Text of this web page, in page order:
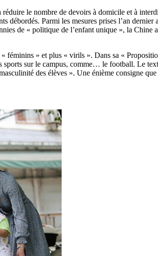
le nombre de devoirs à domicile et à
débordés. Parmi les mesures prises l’an
de « politique de l’enfant unique », la Chine
féminins » et plus « virils ». Dans sa «
sur le campus, comme… le football. Le
des élèves ». Une énième consigne